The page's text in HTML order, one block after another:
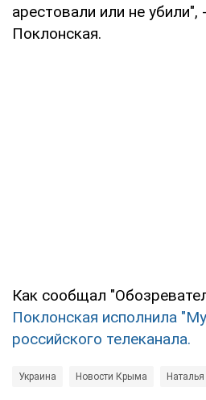
арестовали или не убили",
Поклонская.
Как сообщал
Поклонская исполнила
российского телеканала.
Украина Новости Крыма